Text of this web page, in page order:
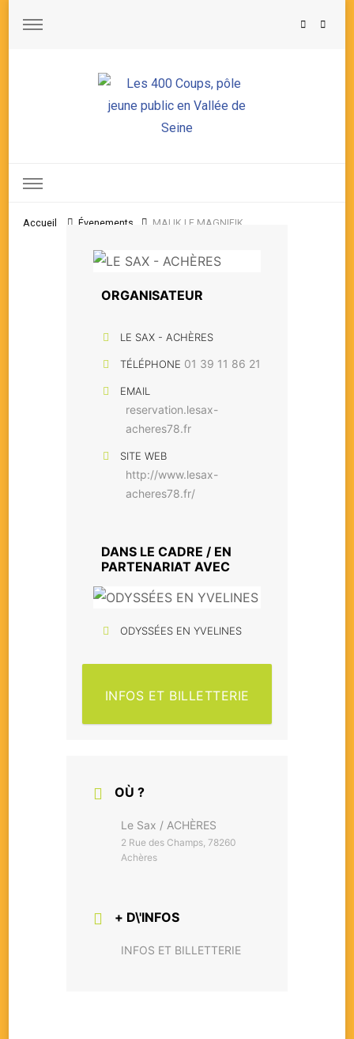
Accueil Évenements MALIK LE MAGNIFIK
ORGANISATEUR
LE SAX - ACHÈRES
TÉLÉPHONE 01 39 11 86 21
EMAIL
reservation.lesax-
acheres78.fr
SITE WEB
http://www.lesax-
acheres78.fr/
DANS LE CADRE / EN
PARTENARIAT AVEC
ODYSSÉES EN YVELINES
INFOS ET BILLETTERIE
OÙ ?
Le Sax / ACHÈRES
2 Rue des Champs, 78260
Achères
+ D\'INFOS
INFOS ET BILLETTERIE